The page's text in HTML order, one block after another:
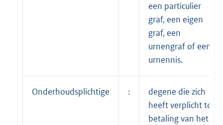
een particulier
graf, een eigen
graf, een
urnengraf of een
urnennis.
Onderhoudsplichtige :
degene die zich
heeft verplicht tot
betaling van het